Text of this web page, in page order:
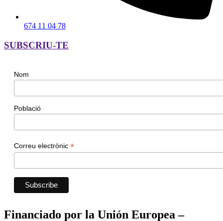
674 11 04 78
SUBSCRIU-TE
Nom
Població
Correu electrònic *
Financiado por la Unión Europea –